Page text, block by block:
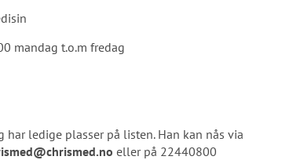
mandag t.o.m fredag
ledige plasser på listen. Han kan nås via
eller på 22440800